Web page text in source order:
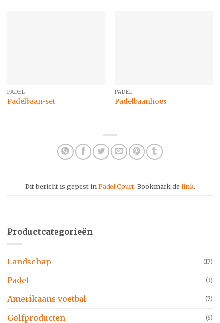
PADEL
Padelbaan-set
PADEL
Padelbaanhoes
Dit bericht is gepost inPadel Court. Bookmark de link.
Productcategorieën
Landschap (17)
Padel (3)
Amerikaans voetbal (7)
Golfproducten (6)